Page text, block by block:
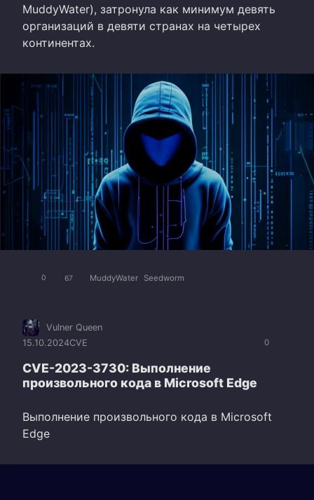
MuddyWater), затронула как минимум девять
организаций в девяти странах на четырех
континентах.
0 67 MuddyWater Seedworm
0
Vulner Queen
15.10.2024CVE
CVE-2023-3730: Выполнение
произвольного кода в Microsoft Edge
Выполнение произвольного кода в Microsoft
Edge